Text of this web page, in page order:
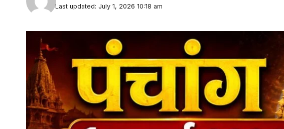
Last updated: July 1, 2026 10:18 am